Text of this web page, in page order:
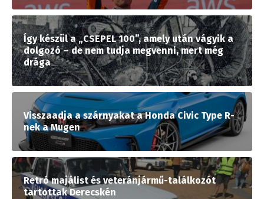
Így készül a „CSEPEL 100”, amely után vágyik a
dolgozó – de nem tudja megvenni, mert még
drága
Visszaadja a szárnyakat a Honda Civic Type R-
nek a Mugen
Retró majálist és veteránjármű-találkozót
tartottak Derecskén